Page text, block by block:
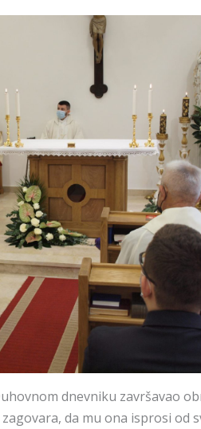
dnevniku završavao
da mu ona isprosi od